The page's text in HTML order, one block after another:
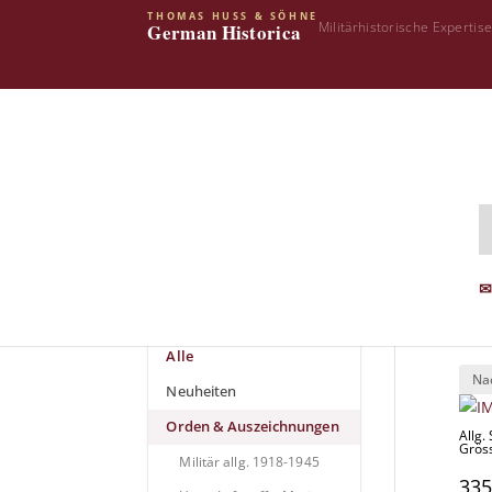
THOMAS HUSS & SÖHNE
German Historica
Militärhistorische
✉
Allg.
Alle
Neuheiten
Orden & Auszeichnungen
Militär allg. 1918-1945